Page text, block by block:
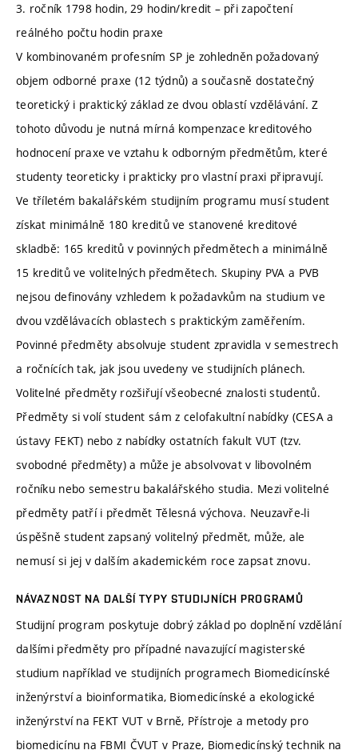
3. ročník 1798 hodin, 29 hodin/kredit – při započtení
reálného počtu hodin praxe
V kombinovaném profesním SP je zohledněn požadovaný
objem odborné praxe (12 týdnů) a současně dostatečný
teoretický i praktický základ ze dvou oblastí vzdělávání. Z
tohoto důvodu je nutná mírná kompenzace kreditového
hodnocení praxe ve vztahu k odborným předmětům, které
studenty teoreticky i prakticky pro vlastní praxi připravují.
Ve tříletém bakalářském studijním programu musí student
získat minimálně 180 kreditů ve stanovené kreditové
skladbě: 165 kreditů v povinných předmětech a minimálně
15 kreditů ve volitelných předmětech. Skupiny PVA a PVB
nejsou definovány vzhledem k požadavkům na studium ve
dvou vzdělávacích oblastech s praktickým zaměřením.
Povinné předměty absolvuje student zpravidla v semestrech
a ročnících tak, jak jsou uvedeny ve studijních plánech.
Volitelné předměty rozšiřují všeobecné znalosti studentů.
Předměty si volí student sám z celofakultní nabídky (CESA a
ústavy FEKT) nebo z nabídky ostatních fakult VUT (tzv.
svobodné předměty) a může je absolvovat v libovolném
ročníku nebo semestru bakalářského studia. Mezi volitelné
předměty patří i předmět Tělesná výchova. Neuzavře-li
úspěšně student zapsaný volitelný předmět, může, ale
nemusí si jej v dalším akademickém roce zapsat znovu.
NÁVAZNOST NA DALŠÍ TYPY STUDIJNÍCH PROGRAMŮ
Studijní program poskytuje dobrý základ po doplnění vzdělání
dalšími předměty pro případné navazující magisterské
studium například ve studijních programech Biomedicínské
inženýrství a bioinformatika, Biomedicínské a ekologické
inženýrství na FEKT VUT v Brně, Přístroje a metody pro
biomedicínu na FBMI ČVUT v Praze, Biomedicínský technik na